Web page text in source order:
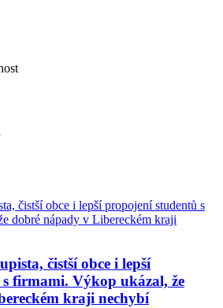
čistší obce i lepší
firmami. Výkop ukázal, že
kraji nechybí